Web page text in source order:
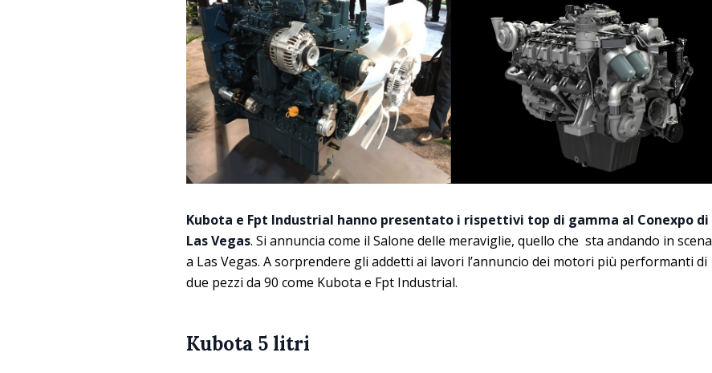
Kubota e Fpt Industrial hanno presentato i rispettivi top di gamma al Conexpo di
Las Vegas. Si annuncia come il Salone delle meraviglie, quello che sta andando in scena
a Las Vegas. A sorprendere gli addetti ai lavori l’annuncio dei motori più performanti di
due pezzi da 90 come Kubota e Fpt Industrial.
Kubota 5 litri